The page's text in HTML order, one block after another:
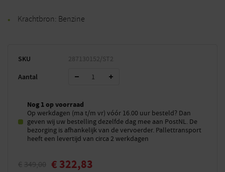
Krachtbron: Benzine
SKU 287130152/ST2
Aantal
Nog 1 op voorraad
Op werkdagen (ma t/m vr) vóór 16.00 uur besteld? Dan
geven wij uw bestelling dezelfde dag mee aan PostNL. De
bezorging is afhankelijk van de vervoerder. Pallettransport
heeft een levertijd van circa 2 werkdagen
€ 349,00 € 322,83